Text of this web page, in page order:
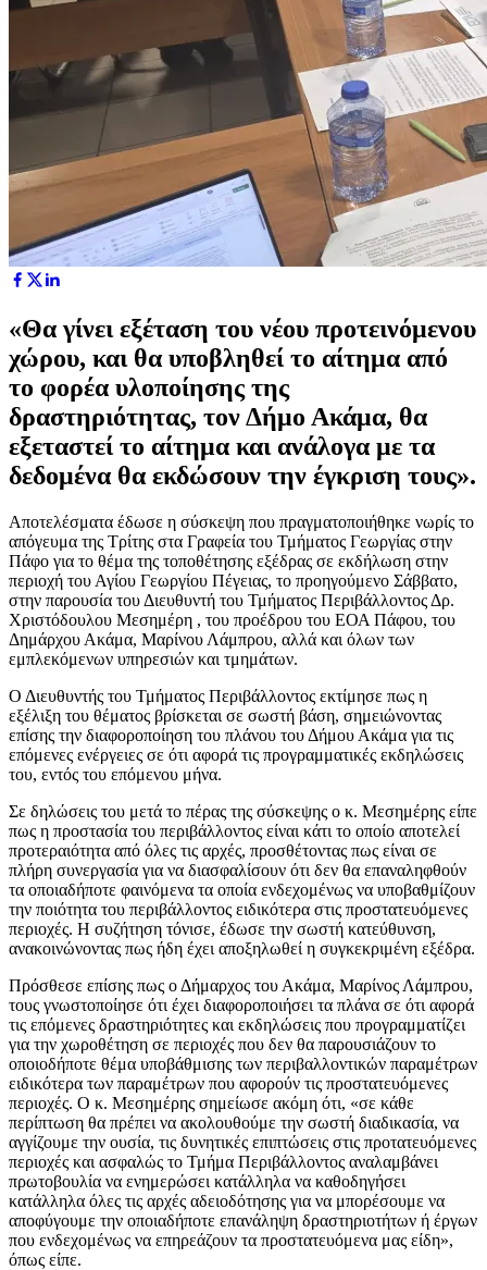
«Θα γίνει εξέταση του νέου προτεινόμενου
χώρου, και θα υποβληθεί το αίτημα από
το φορέα υλοποίησης της
δραστηριότητας, τον Δήμο Ακάμα, θα
εξεταστεί το αίτημα και ανάλογα με τα
δεδομένα θα εκδώσουν την έγκριση τους».
Αποτελέσματα έδωσε η σύσκεψη που πραγματοποιήθηκε νωρίς το
απόγευμα της Τρίτης στα Γραφεία του Τμήματος Γεωργίας στην
Πάφο για το θέμα της τοποθέτησης εξέδρας σε εκδήλωση στην
περιοχή του Αγίου Γεωργίου Πέγειας, το προηγούμενο Σάββατο,
στην παρουσία του Διευθυντή του Τμήματος Περιβάλλοντος Δρ.
Χριστόδουλου Μεσημέρη , του προέδρου του ΕΟΑ Πάφου, του
Δημάρχου Ακάμα, Μαρίνου Λάμπρου, αλλά και όλων των
εμπλεκόμενων υπηρεσιών και τμημάτων.
Ο Διευθυντής του Τμήματος Περιβάλλοντος εκτίμησε πως η
εξέλιξη του θέματος βρίσκεται σε σωστή βάση, σημειώνοντας
επίσης την διαφοροποίηση του πλάνου του Δήμου Ακάμα για τις
επόμενες ενέργειες σε ότι αφορά τις προγραμματικές εκδηλώσεις
του, εντός του επόμενου μήνα.
Σε δηλώσεις του μετά το πέρας της σύσκεψης ο κ. Μεσημέρης είπε
πως η προστασία του περιβάλλοντος είναι κάτι το οποίο αποτελεί
προτεραιότητα από όλες τις αρχές, προσθέτοντας πως είναι σε
πλήρη συνεργασία για να διασφαλίσουν ότι δεν θα επαναληφθούν
τα οποιαδήποτε φαινόμενα τα οποία ενδεχομένως να υποβαθμίζουν
την ποιότητα του περιβάλλοντος ειδικότερα στις προστατευόμενες
περιοχές. Η συζήτηση τόνισε, έδωσε την σωστή κατεύθυνση,
ανακοινώνοντας πως ήδη έχει αποξηλωθεί η συγκεκριμένη εξέδρα.
Πρόσθεσε επίσης πως ο Δήμαρχος του Ακάμα, Μαρίνος Λάμπρου,
τους γνωστοποίησε ότι έχει διαφοροποιήσει τα πλάνα σε ότι αφορά
τις επόμενες δραστηριότητες και εκδηλώσεις που προγραμματίζει
για την χωροθέτηση σε περιοχές που δεν θα παρουσιάζουν το
οποιοδήποτε θέμα υποβάθμισης των περιβαλλοντικών παραμέτρων
ειδικότερα των παραμέτρων που αφορούν τις προστατευόμενες
περιοχές. Ο κ. Μεσημέρης σημείωσε ακόμη ότι, «σε κάθε
περίπτωση θα πρέπει να ακολουθούμε την σωστή διαδικασία, να
αγγίζουμε την ουσία, τις δυνητικές επιπτώσεις στις προτατευόμενες
περιοχές και ασφαλώς το Τμήμα Περιβάλλοντος αναλαμβάνει
πρωτοβουλία να ενημερώσει κατάλληλα να καθοδηγήσει
κατάλληλα όλες τις αρχές αδειοδότησης για να μπορέσουμε να
αποφύγουμε την οποιαδήποτε επανάληψη δραστηριοτήτων ή έργων
που ενδεχομένως να επηρεάζουν τα προστατευόμενα μας είδη»,
όπως είπε.